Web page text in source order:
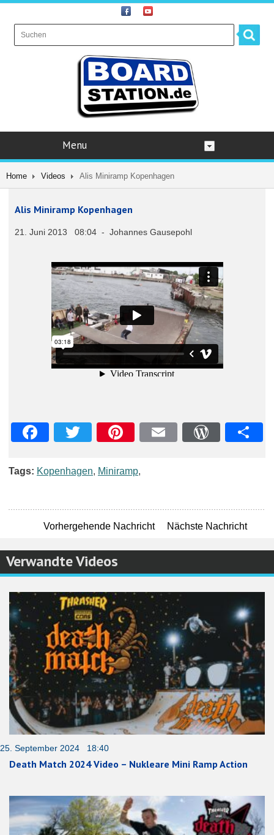
Menu
Home Videos Alis Miniramp Kopenhagen
Alis Miniramp Kopenhagen
21. Juni 2013 08:04 - Johannes Gausepohl
Tags: Kopenhagen, Miniramp,
Vorhergehende Nachricht Nächste Nachricht
Verwandte Videos
25. September 2024 18:40
Death Match 2024 Video – Nukleare Mini Ramp Action